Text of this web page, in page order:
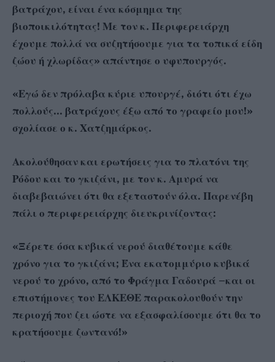
βατράχου, είναι ένα κόσμημα της
βιοποικιλότητας! Με τον κ. Περιφερειάρχη
έχουμε πολλά να συζητήσουμε για τα τοπικά είδη
ζώου ή χλωρίδας» απάντησε ο υφυπουργός.
«Εγώ δεν πρόλαβα κύριε υπουργέ, διότι ότι έχω
πολλούς… βατράχους έξω από το γραφείο μου!»
σχολίασε ο κ. Χατζημάρκος.
Ακολούθησαν και ερωτήσεις για το πλατόνι της
Ρόδου και το γκιζάνι, με τον κ. Αμυρά να
διαβεβαιώνει ότι θα εξεταστούν όλα. Παρενέβη
πάλι ο περιφερειάρχης διευκρινίζοντας:
«Ξέρετε όσα κυβικά νερού διαθέτουμε κάθε
χρόνο για το γκιζάνι; Ένα εκατομμύριο κυβικά
νερού το χρόνο, από το Φράγμα Γαδουρά –και οι
επιστήμονες του ΕΛΚΕΘΕ παρακολουθούν την
περιοχή που ζει ώστε να εξασφαλίσουμε ότι θα το
κρατήσουμε ζωντανό!»